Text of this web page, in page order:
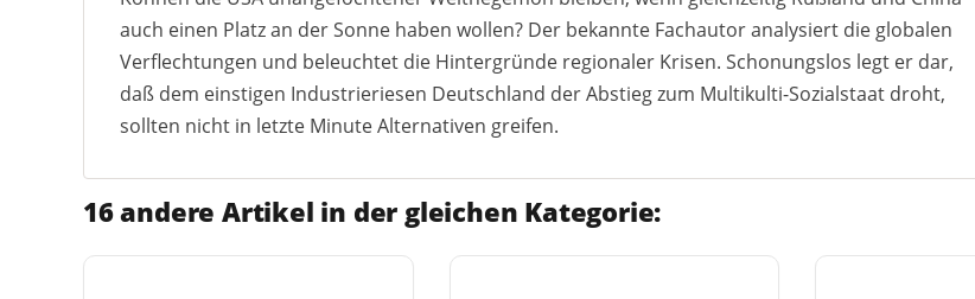
auch einen Platz an der Sonne haben wollen? Der bekannte Fachautor analysiert die globalen
Verflechtungen und beleuchtet die Hintergründe regionaler Krisen. Schonungslos legt er dar,
daß dem einstigen Industrieriesen Deutschland der Abstieg zum Multikulti-Sozialstaat droht,
sollten nicht in letzte Minute Alternativen greifen.
16 andere Artikel in der gleichen Kategorie: